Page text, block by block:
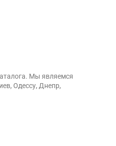
Мы являемся
Одессу, Днепр,